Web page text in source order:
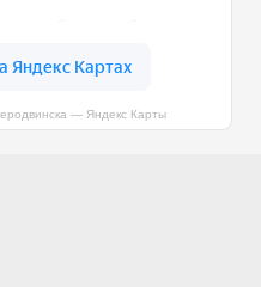
— Яндекс Карты